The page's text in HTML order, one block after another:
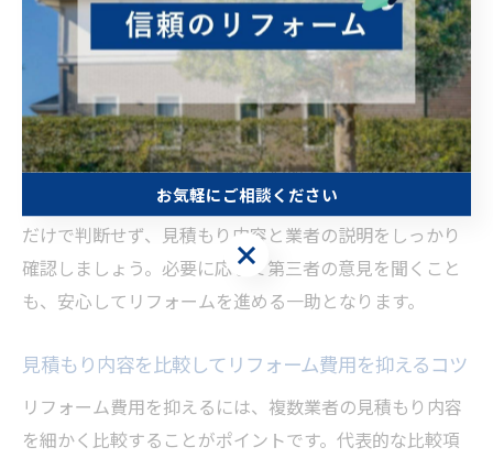
無料見積もりで気をつけたいリフォームの落とし穴
無料見積もりの際には、見積もり後の強引な営業や想定
外の追加費用に注意が必要です。具体的には、見積もり
項目が曖昧な場合や、工事後に追加工事を勧められるケ
ースがあります。東京都内では競争が激しいため、安さ
だけで判断せず、見積もり内容と業者の説明をしっかり
確認しましょう。必要に応じて第三者の意見を聞くこと
も、安心してリフォームを進める一助となります。
見積もり内容を比較してリフォーム費用を抑えるコツ
リフォーム費用を抑えるには、複数業者の見積もり内容
を細かく比較することがポイントです。代表的な比較項
お気軽にご相談ください
お気軽にご相談ください